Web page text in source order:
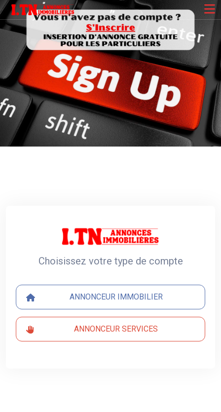
Choisissez votre type de compte
ANNONCEUR IMMOBILIER
ANNONCEUR SERVICES